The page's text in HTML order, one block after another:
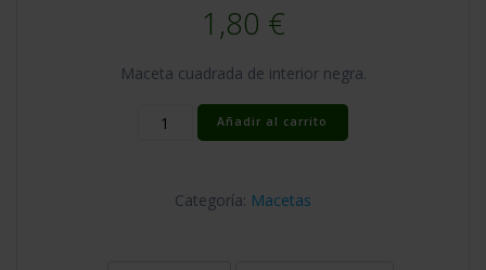
1,80 €
Maceta cuadrada de interior negra.
Maceta
Cuadrada
cantidad
Añadir al carrito
Categoría: Macetas